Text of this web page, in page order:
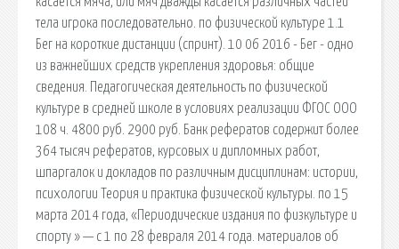
тела игрока последовательно. по физической культуре 1.1
Бег на короткие дистанции (спринт). 10 06 2016 - Бег - одно
из важнейших средств укрепления здоровья: общие
сведения. Педагогическая деятельность по физической
культуре в средней школе в условиях реализации ФГОС ООО
108 ч. 4800 руб. 2900 руб. Банк рефератов содержит более
364 тысяч рефератов, курсовых и дипломных работ,
шпаргалок и докладов по различным дисциплинам: истории,
психологии Теория и практика физической культуры. по 15
марта 2014 года, «Периодические издания по физкультуре и
спорту » — с 1 по 28 февраля 2014 года. материалов об